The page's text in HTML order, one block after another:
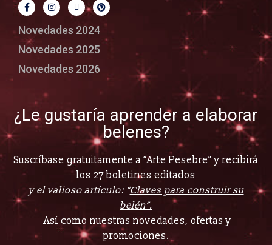
Novedades 2024
Novedades 2025
Novedades 2026
¿Le gustaría aprender a elaborar
belenes?
Suscríbase gratuitamente a “Arte Pesebre” y recibirá
los 27 boletines editados
y el valioso artículo: “Claves para construir su
belén”.
Así como nuestras novedades, ofertas y
promociones.